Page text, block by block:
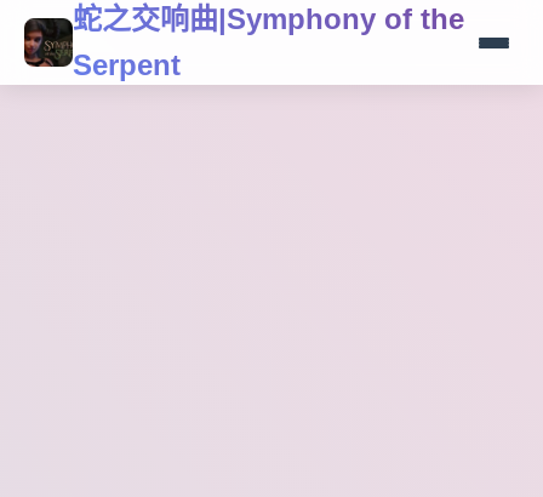
蛇之交响曲|Symphony of the
Serpent